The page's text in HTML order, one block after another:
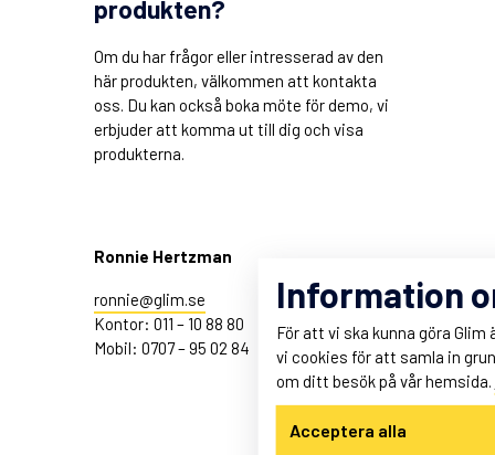
produkten?
Om du har frågor eller intresserad av den
här produkten, välkommen att kontakta
oss. Du kan också boka möte för demo, vi
erbjuder att komma ut till dig och visa
produkterna.
Ronnie Hertzman
ronnie@glim.se
Kontor: 011 – 10 88 80
Mobil: 0707 – 95 02 84
Information
För att vi ska kunna göra Glim
vi cookies för att samla in
om ditt besök på vår hemsida.
Acceptera alla